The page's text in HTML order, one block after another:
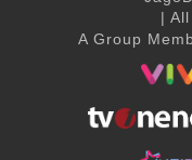
|
A Group